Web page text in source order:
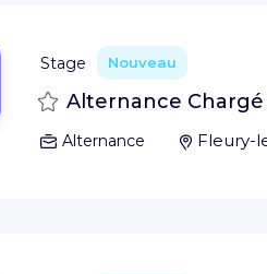
Stage Nouveau
Sauvegarder
Alternance
Alternance Fleury-